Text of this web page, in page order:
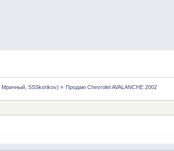
Мрачный, SSSkorikov) » Продаю Chevrolet AVALANCHE 2002